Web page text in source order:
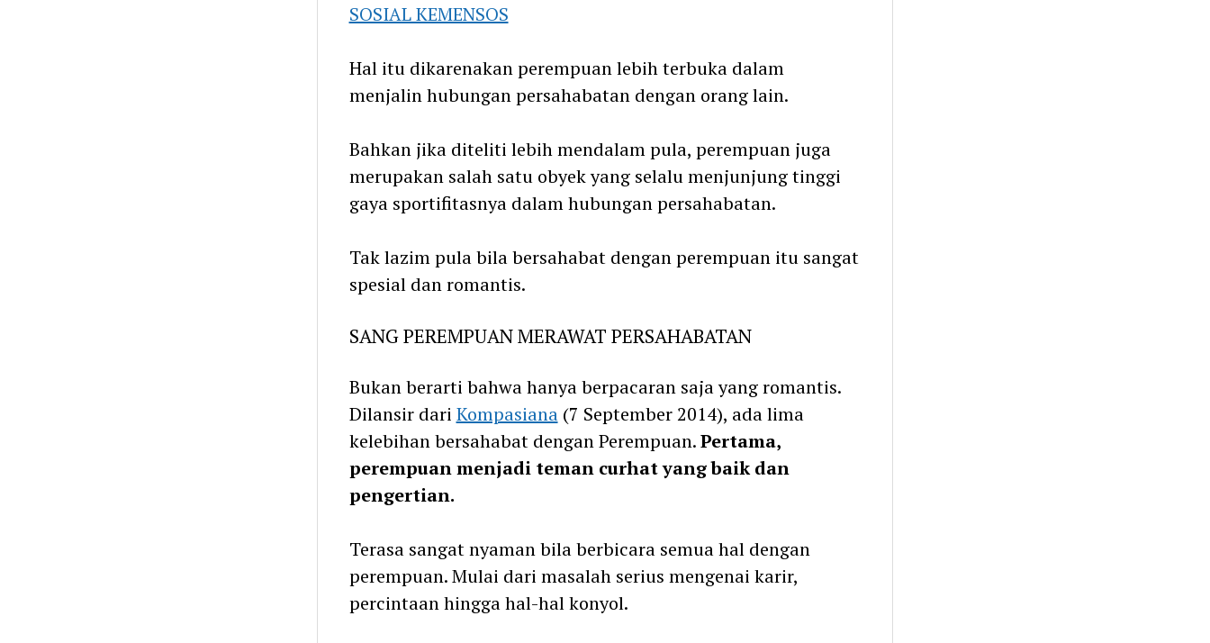
SOSIAL KEMENSOS
Hal itu dikarenakan perempuan lebih terbuka dalam
menjalin hubungan persahabatan dengan orang lain.
Bahkan jika diteliti lebih mendalam pula, perempuan juga
merupakan salah satu obyek yang selalu menjunjung tinggi
gaya sportifitasnya dalam hubungan persahabatan.
Tak lazim pula bila bersahabat dengan perempuan itu sangat
spesial dan romantis.
SANG PEREMPUAN MERAWAT PERSAHABATAN
Bukan berarti bahwa hanya berpacaran saja yang romantis.
Dilansir dari Kompasiana(7 September 2014), ada lima
kelebihan bersahabat dengan Perempuan.Pertama,
perempuan menjadi teman curhat yang baik dan
pengertian.
Terasa sangat nyaman bila berbicara semua hal dengan
perempuan. Mulai dari masalah serius mengenai karir,
percintaan hingga hal-hal konyol.